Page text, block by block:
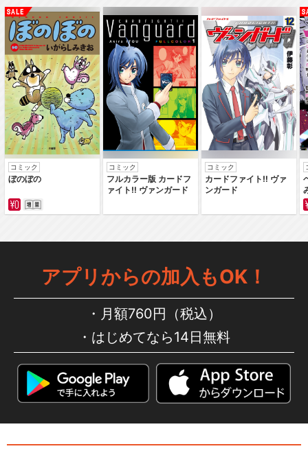
コミック
ぼのぼの
コミック
フルカラー版 カードフ
ァイト‼ ヴァンガード
コミック
カードファイト‼ ヴァ
ンガード
アプリからの加入もOK！
月額760円（税込）
はじめてなら14日無料